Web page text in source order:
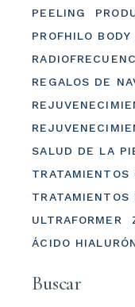
PEELING
PROFHILO BODY
REGALOS DE
SALUD DE LA
TRATAMIENTOS
TRATAMIENTOS
ULTRAFORMER
ÁCIDO
Buscar